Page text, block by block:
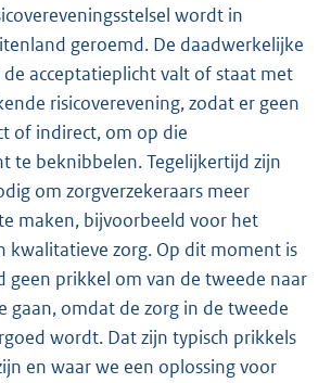
wordt in
geroemd. De daadwerkelijke
acceptatieplicht valt of staat met
risicoverevening, zodat er geen
of indirect, om op die
te beknibbelen. Tegelijkertijd zijn
om zorgverzekeraars meer
maken, bijvoorbeeld voor het
kwalitatieve zorg. Op dit moment is
geen prikkel om van de tweede naar
gaan, omdat de zorg in de tweede
wordt. Dat zijn typisch prikkels
en waar we een oplossing voor